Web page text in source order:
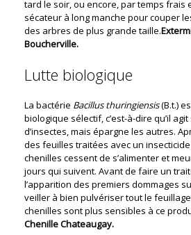
tard le soir, ou encore, par temps frais
sécateur à long manche pour couper
des arbres de plus grande taille.
Boucherville.
Lutte biologique
La bactérie Bacillus thuringiensis(B.t.)
biologique sélectif, c’est-à-dire qu’il
d’insectes, mais épargne les autres.
des feuilles traitées avec un
chenilles cessent de s’alimenter et
jours qui suivent. Avant de faire un
l’apparition des premiers dommages
veiller à bien pulvériser tout le
chenilles sont plus sensibles à ce
Chenille Chateaugay.